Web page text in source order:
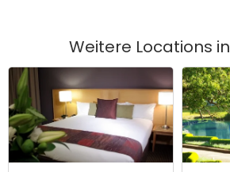
Weitere Locations in